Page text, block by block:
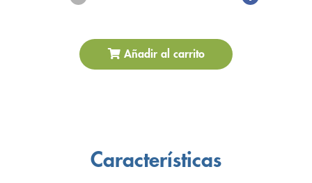
Añadir al carrito
Características